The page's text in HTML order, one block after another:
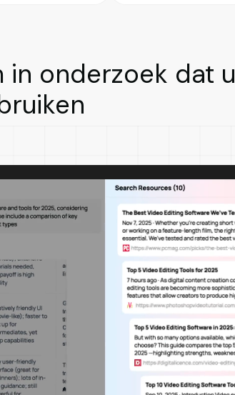
in onderzoek dat u